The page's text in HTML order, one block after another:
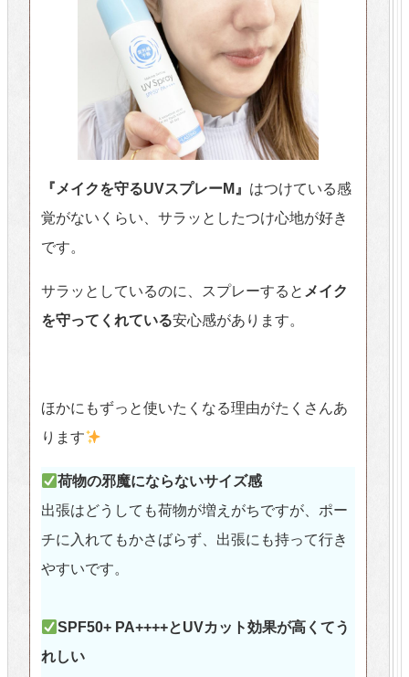
『メイクを守るUVスプレーM』 はつけている感
覚がないくらい、サラッとしたつけ心地が好き
です。
サラッとしているのに、スプレーすると メイク
を守ってくれている安心感があります。
ほかにもずっと使いたくなる理由がたくさんあ
ります
荷物の邪魔にならないサイズ感
出張はどうしても荷物が増えがちですが、ポー
チに入れてもかさばらず、出張にも持って行き
やすいです。
SPF50+ PA++++とUVカット効果が高くてう
れしい